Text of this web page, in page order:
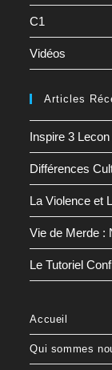
C1
Vidéos
Articles
Inspire 3
Différences
La Violence et
Vie de Merde :
Le Tutoriel
Accueil
Qui sommes